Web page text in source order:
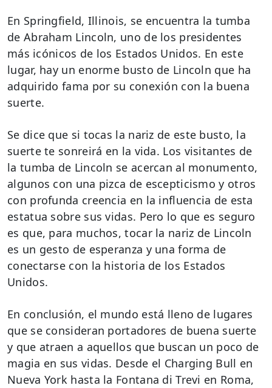
En Springfield, Illinois, se encuentra la tumba
de Abraham Lincoln, uno de los presidentes
más icónicos de los Estados Unidos. En este
lugar, hay un enorme busto de Lincoln que ha
adquirido fama por su conexión con la buena
suerte.
Se dice que si tocas la nariz de este busto, la
suerte te sonreirá en la vida. Los visitantes de
la tumba de Lincoln se acercan al monumento,
algunos con una pizca de escepticismo y otros
con profunda creencia en la influencia de esta
estatua sobre sus vidas. Pero lo que es seguro
es que, para muchos, tocar la nariz de Lincoln
es un gesto de esperanza y una forma de
conectarse con la historia de los Estados
Unidos.
En conclusión, el mundo está lleno de lugares
que se consideran portadores de buena suerte
y que atraen a aquellos que buscan un poco de
magia en sus vidas. Desde el Charging Bull en
Nueva York hasta la Fontana di Trevi en Roma,